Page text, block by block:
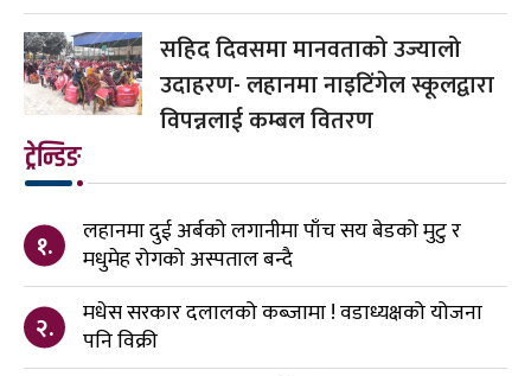
सहिद दिवसमा मानवताको उज्यालो
उदाहरण- लहानमा नाइटिंगेल स्कूलद्वारा
विपन्नलाई कम्बल वितरण
ट्रेन्डिङ
१.
लहानमा दुई अर्बको लगानीमा पाँच सय बेडको मुटु र
मधुमेह रोगको अस्पताल बन्दै
२.
मधेस सरकार दलालको कब्जामा ! वडाध्यक्षको योजना
पनि विक्री